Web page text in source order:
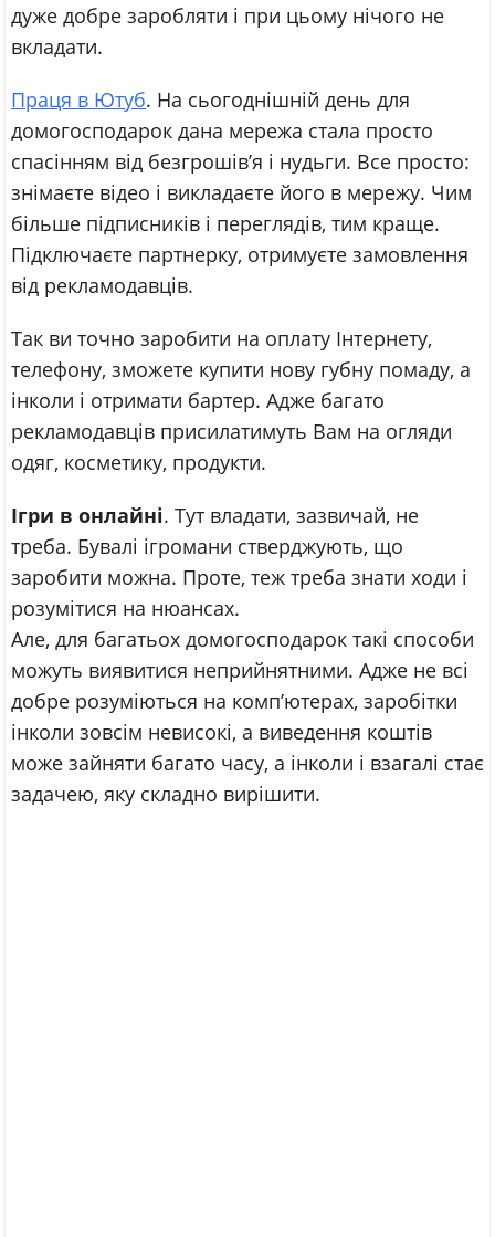
дуже добре заробляти і при цьому нічого не
вкладати.
Праця в Ютуб. На сьогоднішній день для
домогосподарок дана мережа стала просто
спасінням від безгрошів’я і нудьги. Все просто:
знімаєте відео і викладаєте його в мережу. Чим
більше підписників і переглядів, тим краще.
Підключаєте партнерку, отримуєте замовлення
від рекламодавців.
Так ви точно заробити на оплату Інтернету,
телефону, зможете купити нову губну помаду, а
інколи і отримати бартер. Адже багато
рекламодавців присилатимуть Вам на огляди
одяг, косметику, продукти.
Ігри в онлайні. Тут владати, зазвичай, не
треба. Бувалі ігромани стверджують, що
заробити можна. Проте, теж треба знати ходи і
розумітися на нюансах.
Але, для багатьох домогосподарок такі способи
можуть виявитися неприйнятними. Адже не всі
добре розуміються на комп’ютерах, заробітки
інколи зовсім невисокі, а виведення коштів
може зайняти багато часу, а інколи і взагалі стає
задачею, яку складно вирішити.